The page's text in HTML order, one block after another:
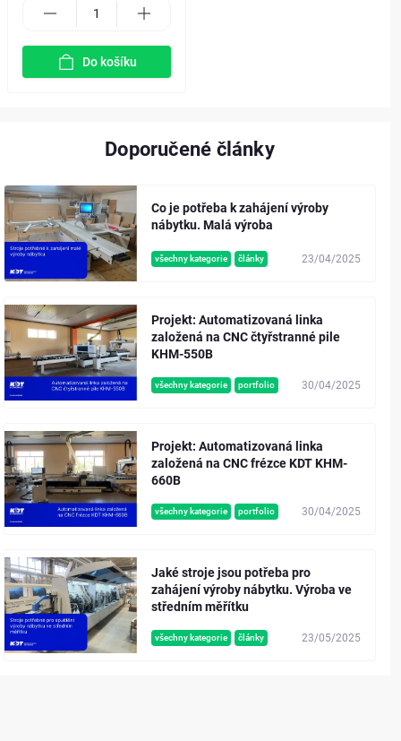
Do košíku
Doporučené články
všechny kategorie články 23/04/2025
Co je potřeba k zahájení výroby
nábytku. Malá výroba
všechny kategorie portfolio 30/04/2025
Projekt: Automatizovaná linka
založená na CNC čtyřstranné pile
KHM-550B
všechny kategorie portfolio 30/04/2025
Projekt: Automatizovaná linka
založená na CNC frézce KDT KHM-
660B
všechny kategorie články 23/05/2025
Jaké stroje jsou potřeba pro
zahájení výroby nábytku. Výroba ve
středním měřítku